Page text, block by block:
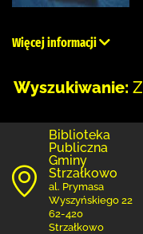
Więcej informacji
Wyszukiwanie:
Biblioteka
Publiczna
Gminy
Strzałkowo
al. Prymasa
Wyszyńskiego 22
62-420
Strzałkowo